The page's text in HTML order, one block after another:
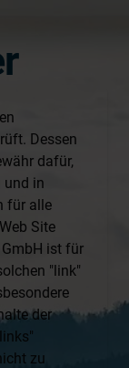
Dessen
dafür,
und in
für alle
Site
ist für
"link"
der
zu